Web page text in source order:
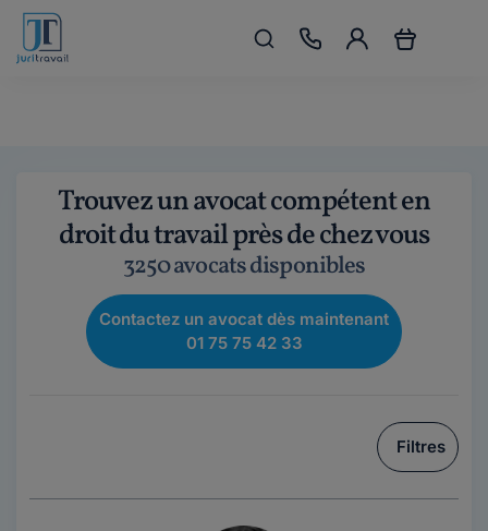
Trouvez un avocat compétent en
droit du travail près de chez vous
3250 avocats disponibles
Contactez un avocat dès maintenant
01 75 75 42 33
Filtres